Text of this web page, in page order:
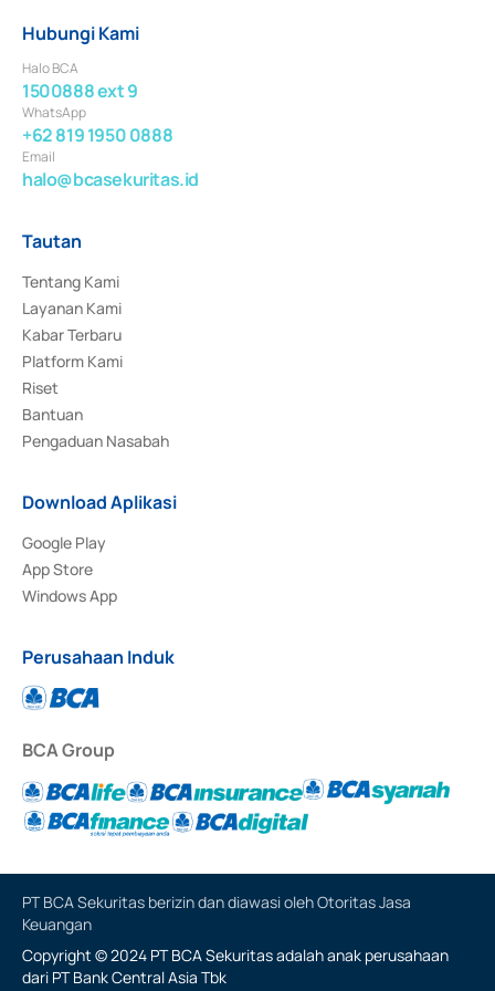
Hubungi Kami
Halo BCA
1500888 ext 9
WhatsApp
+62 819 1950 0888
Email
halo@bcasekuritas.id
Tautan
Tentang Kami
Layanan Kami
Kabar Terbaru
Platform Kami
Riset
Bantuan
Pengaduan Nasabah
Download Aplikasi
Google Play
App Store
Windows App
Perusahaan Induk
BCA Group
PT BCA Sekuritas berizin dan diawasi oleh Otoritas Jasa
Keuangan
Copyright © 2024 PT BCA Sekuritas adalah anak perusahaan
dari PT Bank Central Asia Tbk